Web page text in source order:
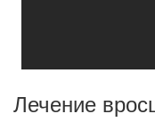
Лечение